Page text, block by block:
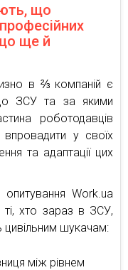
що
ще й
в ⅔ компаній є
до ЗСУ та за якими
роботодавців
у своїх
та адаптації цих
опитування Work.ua
ті, хто зараз в ЗСУ,
цивільним шукачам:
між рівнем